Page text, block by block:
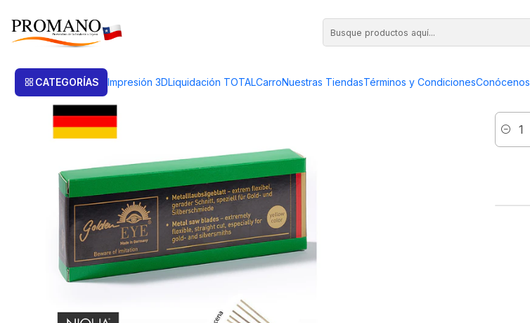
CATEGORÍAS Impresión 3DLiquidación TOTALCarroNuestras TiendasTérminos y CondicionesConócenos
Cantidad